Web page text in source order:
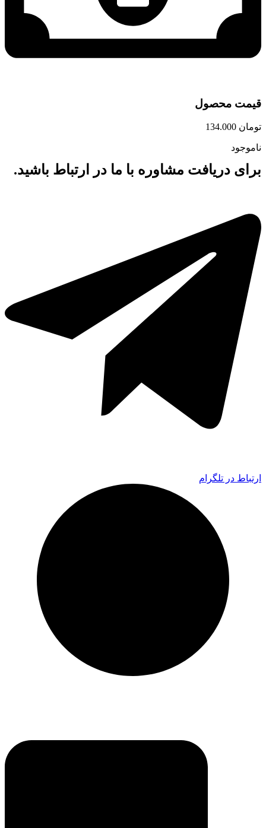
قیمت محصول
تومان
ناموجود
برای دریافت مشاوره با ما در ارتباط باشید.
ارتباط در تلگرام